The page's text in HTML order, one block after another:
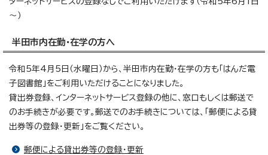
～）
半田市内在勤・在学の方へ
令和5年4月5日（水曜日）から、半田市内在勤・在学の方も「はんだ電
子図書館」をご利用いただけることになりました。
貸出券登録、インターネットサービス登録の他に、窓口もしくは郵送で
のお手続きが必要です。郵送でのお手続きについては、「郵便による貸
出券等の登録・更新」をご覧ください。
郵便による貸出券等の登録・更新